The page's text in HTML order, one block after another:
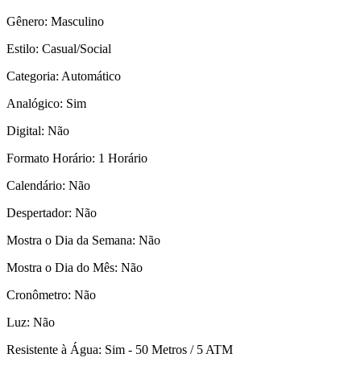
Gênero: Masculino
Estilo: Casual/Social
Categoria: Automático
Analógico: Sim
Digital: Não
Formato Horário: 1 Horário
Calendário: Não
Despertador: Não
Mostra o Dia da Semana: Não
Mostra o Dia do Mês: Não
Cronômetro: Não
Luz: Não
Resistente à Água: Sim - 50 Metros / 5 ATM